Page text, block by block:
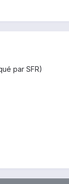
par SFR)